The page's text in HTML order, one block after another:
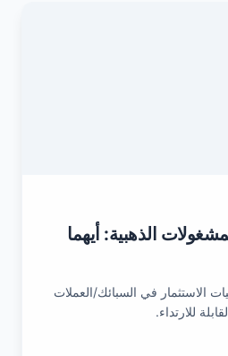
الذهبية: أيهما
الاستثمار في السبائك/العملات
للارتداء.